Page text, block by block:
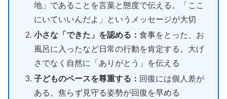
地」であることを言葉と態度で伝える。「ここ
にいていいんだよ」というメッセージが大切
小さな「できた」を認める：食事をとった、お
風呂に入ったなど日常の行動を肯定する。大げ
さでなく自然に「ありがとう」を伝える
子どものペースを尊重する： 回復には個人差が
ある。焦らず見守る姿勢が回復を早める